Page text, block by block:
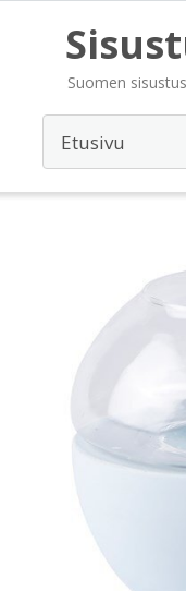
Suomen